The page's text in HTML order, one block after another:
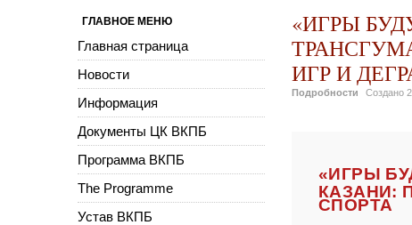
«ИГРЫ
ИГР И
Подробности Создано
«ИГРЫ
КАЗАНИ:
СПОРТА
ГЛАВНОЕ МЕНЮ
Главная страница
Новости
Информация
Документы ЦК ВКПБ
Программа ВКПБ
The Programme
Устав ВКПБ